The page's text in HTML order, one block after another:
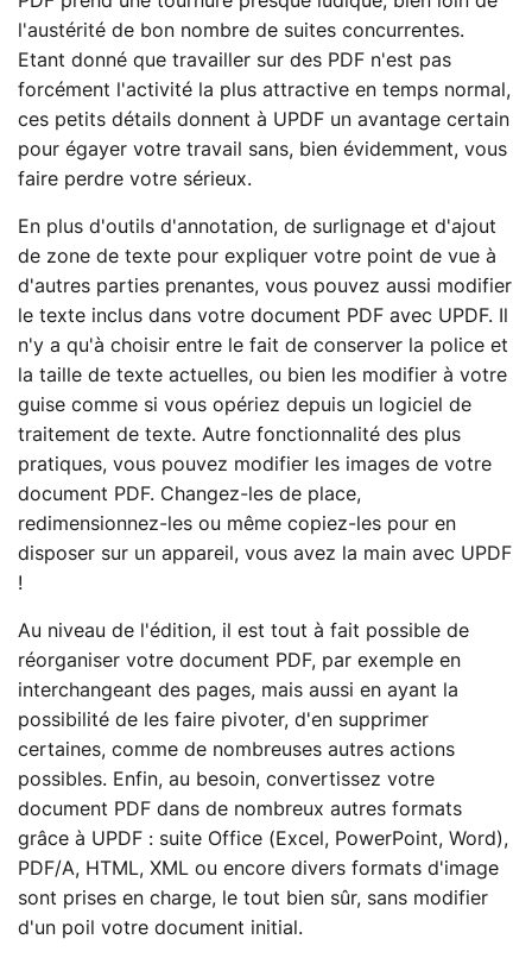
l'austérité de bon nombre de suites concurrentes.
Etant donné que travailler sur des PDF n'est pas
forcément l'activité la plus attractive en temps normal,
ces petits détails donnent à UPDF un avantage certain
pour égayer votre travail sans, bien évidemment, vous
faire perdre votre sérieux.
En plus d'outils d'annotation, de surlignage et d'ajout
de zone de texte pour expliquer votre point de vue à
d'autres parties prenantes, vous pouvez aussi modifier
le texte inclus dans votre document PDF avec UPDF. Il
n'y a qu'à choisir entre le fait de conserver la police et
la taille de texte actuelles, ou bien les modifier à votre
guise comme si vous opériez depuis un logiciel de
traitement de texte. Autre fonctionnalité des plus
pratiques, vous pouvez modifier les images de votre
document PDF. Changez-les de place,
redimensionnez-les ou même copiez-les pour en
disposer sur un appareil, vous avez la main avec UPDF
!
Au niveau de l'édition, il est tout à fait possible de
réorganiser votre document PDF, par exemple en
interchangeant des pages, mais aussi en ayant la
possibilité de les faire pivoter, d'en supprimer
certaines, comme de nombreuses autres actions
possibles. Enfin, au besoin, convertissez votre
document PDF dans de nombreux autres formats
grâce à UPDF : suite Office (Excel, PowerPoint, Word),
PDF/A, HTML, XML ou encore divers formats d'image
sont prises en charge, le tout bien sûr, sans modifier
d'un poil votre document initial.